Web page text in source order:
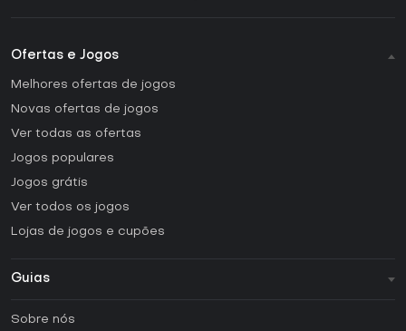
Ofertas e Jogos
Melhores ofertas de jogos
Novas ofertas de jogos
Ver todas as ofertas
Jogos populares
Jogos grátis
Ver todos os jogos
Lojas de jogos e cupões
Guias
Sobre nós